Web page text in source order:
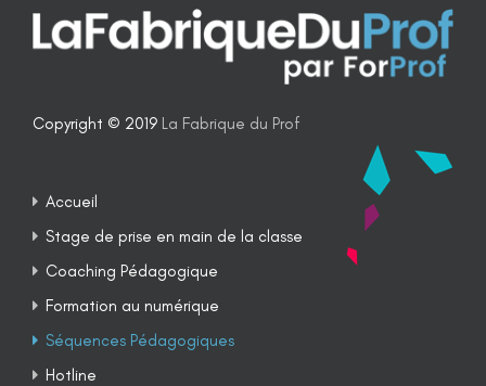
Copyright © 2019 La Fabrique du Prof
Accueil
Stage de prise en main de la classe
Coaching Pédagogique
Formation au numérique
Séquences Pédagogiques
Hotline